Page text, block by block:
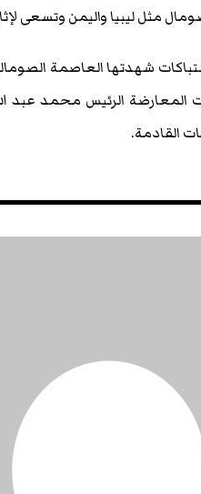
مثل ليبيا واليمن وتسعى
شهدتها العاصمة
المعارضة الرئيس محمد عبد
القادمة.